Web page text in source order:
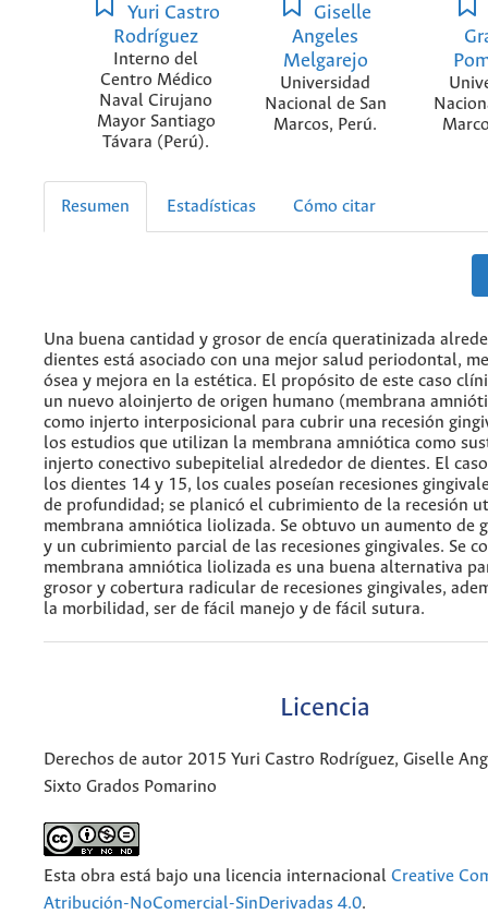
Yuri Castro
Rodríguez
Interno del
Centro Médico
Naval Cirujano
Mayor Santiago
Távara (Perú).
Giselle
Angeles
Melgarejo
Universidad
Nacional de San
Marcos, Perú.
Resumen Estadísticas Cómo citar
Una buena cantidad y grosor de encía queratinizada
dientes está asociado con una mejor salud periodontal,
ósea y mejora en la estética. El propósito de este caso
un nuevo aloinjerto de origen humano (membrana
como injerto interposicional para cubrir una recesión
los estudios que utilizan la membrana amniótica como
injerto conectivo subepitelial alrededor de dientes. El
los dientes 14 y 15, los cuales poseían recesiones
de profundidad; se planicó el cubrimiento de la recesión
membrana amniótica liolizada. Se obtuvo un aumento de
y un cubrimiento parcial de las recesiones gingivales. Se
membrana amniótica liolizada es una buena alternativa
grosor y cobertura radicular de recesiones gingivales,
la morbilidad, ser de fácil manejo y de fácil sutura.
Licencia
Derechos de autor 2015 Yuri Castro Rodríguez, Giselle
Sixto Grados Pomarino
Esta obra está bajo una licencia internacional Creative
Atribución-NoComercial-SinDerivadas 4.0.